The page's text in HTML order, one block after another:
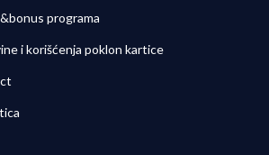
programa
i korišćenja poklon kartice